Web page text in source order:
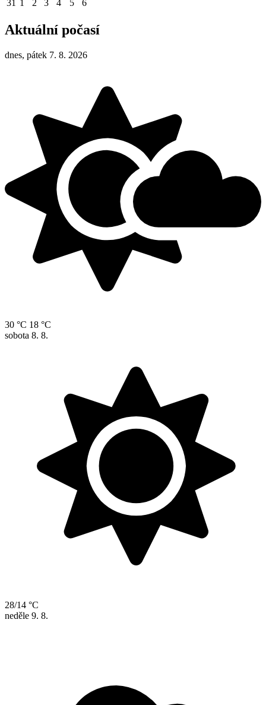
31 1 2 3 4 5 6
Aktuální počasí
dnes, pátek 7. 8. 2026
30 °C 18 °C
sobota 8. 8.
28/14 °C
neděle 9. 8.